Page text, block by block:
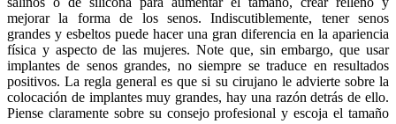
mejorar la forma de los senos. Indiscutiblemente, tener senos
grandes y esbeltos puede hacer una gran diferencia en la apariencia
física y aspecto de las mujeres. Note que, sin embargo, que usar
implantes de senos grandes, no siempre se traduce en resultados
positivos. La regla general es que si su cirujano le advierte sobre la
colocación de implantes muy grandes, hay una razón detrás de ello.
Piense claramente sobre su consejo profesional y escoja el tamaño